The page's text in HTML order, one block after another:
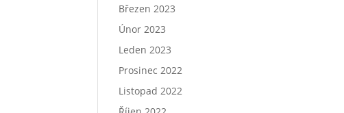
Březen 2023
Únor 2023
Leden 2023
Prosinec 2022
Listopad 2022